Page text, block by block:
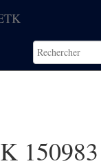
150983